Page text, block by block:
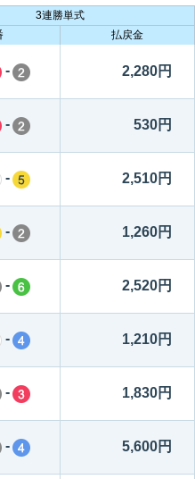
3連勝単式
払戻金
- 2,280円
- 530円
- 2,510円
- 1,260円
- 2,520円
- 1,210円
- 1,830円
- 5,600円